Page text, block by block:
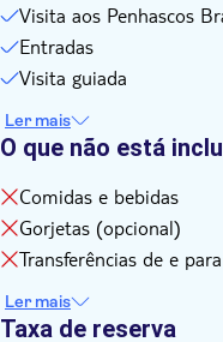
Visita aos Penhascos
Entradas
Visita guiada
Ler mais
O que não está
Comidas e bebidas
Gorjetas (opcional)
Transferências de e
Ler mais
Taxa de reserva